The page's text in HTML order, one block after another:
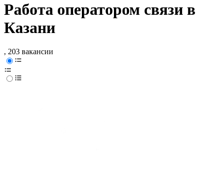
Работа оператором связи в
Казани
, 203 вакансии